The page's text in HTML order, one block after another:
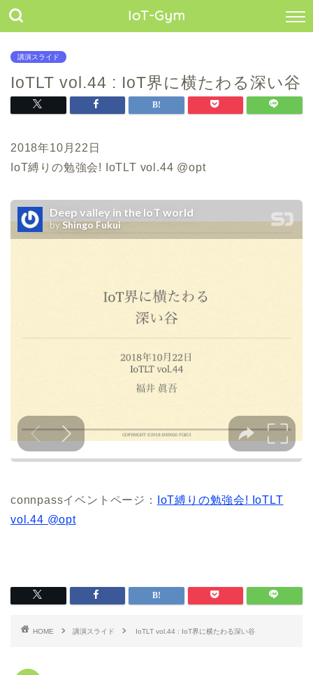
IoT-Gym
講演スライド
IoTLT vol.44 : IoT界に横たわる深い谷
2018年10月22日
IoT縛りの勉強会! IoTLT vol.44 @opt
connpassイベントページ：
IoT縛りの勉強会! IoTLT
vol.44 @opt
HOME 講演スライド IoTLT vol.44 : IoT界に横たわる深い谷